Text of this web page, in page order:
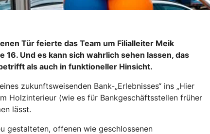
Tür feierte das Team um Filialleiter Meik
Und es kann sich wahrlich sehen lassen, das
als auch in funktioneller Hinsicht.
zukunftsweisenden Bank-„Erlebnisses“ ins „Hier
Holzinterieur (wie es für Bankgeschäftsstellen früher
lässt.
gestalteten, offenen wie geschlossenen